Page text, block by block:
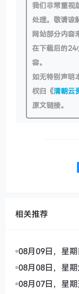
我们非常重视
处理。敬请谅
网站部分内容
在下载后的24
容。
如无特别声明
权归《清朝云
原文链接。
相关推荐
08月09日，星期
08月08日，星期
08月07日，星期